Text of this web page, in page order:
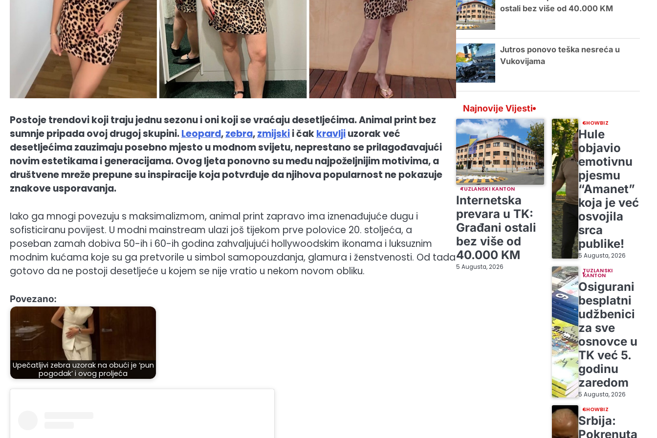
Postoje trendovi koji traju jednu sezonu i oni koji se vraćaju desetljećima. Animal print bez
sumnje pripada ovoj drugoj skupini.Leopard,zebra,zmijskii čakkravljiuzorak već
desetljećima zauzimaju posebno mjesto u modnom svijetu, neprestano se prilagođavajući
novim estetikama i generacijama. Ovog ljeta ponovno su među najpoželjnijim motivima, a
društvene mreže prepune su inspiracije koja potvrđuje da njihova popularnost ne pokazuje
znakove usporavanja.
Iako ga mnogi povezuju s maksimalizmom, animal print zapravo ima iznenađujuće dugu i
sofisticiranu povijest. U modni mainstream ulazi još tijekom prve polovice 20. stoljeća, a
poseban zamah dobiva 50-ih i 60-ih godina zahvaljujući hollywoodskim ikonama i luksuznim
modnim kućama koje su ga pretvorile u simbol samopouzdanja, glamura i ženstvenosti. Od tada
gotovo da ne postoji desetljeće u kojem se nije vratio u nekom novom obliku.
Povezano:
Upečatljivi zebra uzorak na obući je ‘pun
pogodak’ i ovog proljeća
ostali bez više od 40.000 KM
Jutros ponovo teška nesreća u
Vukovijama
Najnovije Vijesti
TUZLANSKI KANTON
Internetska
prevara u TK:
Građani ostali
bez više od
40.000 KM
5 Augusta, 2026
SHOWBIZ
Hule
objavio
emotivnu
pjesmu
“Amanet”
koja je već
osvojila
srca
publike!
5 Augusta, 2026
TUZLANSKI
KANTON
Osigurani
besplatni
udžbenici
za sve
osnovce u
TK već 5.
godinu
zaredom
5 Augusta, 2026
SHOWBIZ
Srbija:
Pokrenuta